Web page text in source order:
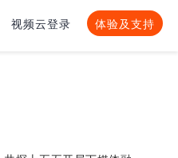
视频云登录 体验及支持